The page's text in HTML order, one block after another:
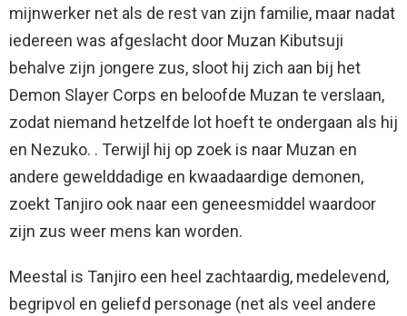
mijnwerker net als de rest van zijn familie, maar nadat
iedereen was afgeslacht door Muzan Kibutsuji
behalve zijn jongere zus, sloot hij zich aan bij het
Demon Slayer Corps en beloofde Muzan te verslaan,
zodat niemand hetzelfde lot hoeft te ondergaan als hij
en Nezuko. . Terwijl hij op zoek is naar Muzan en
andere gewelddadige en kwaadaardige demonen,
zoekt Tanjiro ook naar een geneesmiddel waardoor
zijn zus weer mens kan worden.
Meestal is Tanjiro een heel zachtaardig, medelevend,
begripvol en geliefd personage (net als veel andere